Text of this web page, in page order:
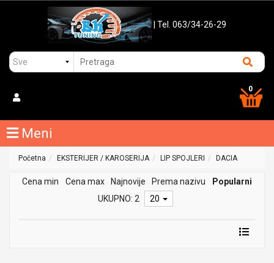
| Tel. 063/34-26-29
0
Meni
Početna EKSTERIJER / KAROSERIJA LIP SPOJLERI DACIA
Cena min Cena max Najnovije Prema nazivu
Popularni
UKUPNO: 2
20